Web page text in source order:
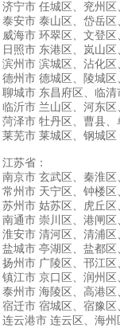
济宁市 任城区、兖州
泰安市 泰山区、岱岳
威海市 环翠区、文登
日照市 东港区、岚山
滨州市 滨城区、沾化
德州市 德城区、陵城
聊城市 东昌府区、临
临沂市 兰山区、河东
菏泽市 牡丹区、曹县
莱芜市 莱城区、钢城区
江苏省：
南京市 玄武区、秦淮
常州市 天宁区、钟楼
苏州市 姑苏区、虎丘
南通市 崇川区、港闸
淮安市 清河区、清浦
盐城市 亭湖区、盐都
扬州市 广陵区、邗江
镇江市 京口区、润州
泰州市 海陵区、高港
宿迁市 宿城区、宿豫
连云港市 连云区、海